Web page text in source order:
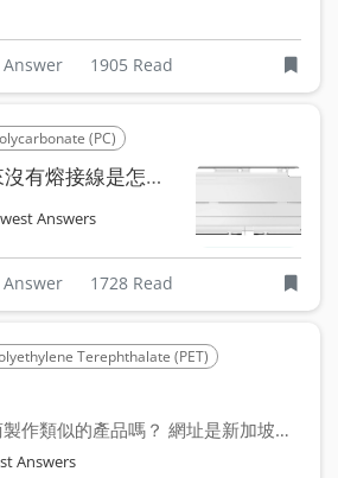
Answer 1905 Read
(PC)
這種保護模看起來沒有熔接線是怎麼做到的?
Answers
Answer 1728 Read
Terephthalate (PET)
想詢問，台灣有廠商製作類似的產品嗎？ 網址是新加坡的海報...
Answers